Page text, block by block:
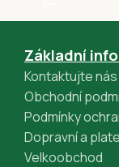
Základní
Kontaktujte nás
Obchodní
Podmínky
Dopravní a
Velkoobchod